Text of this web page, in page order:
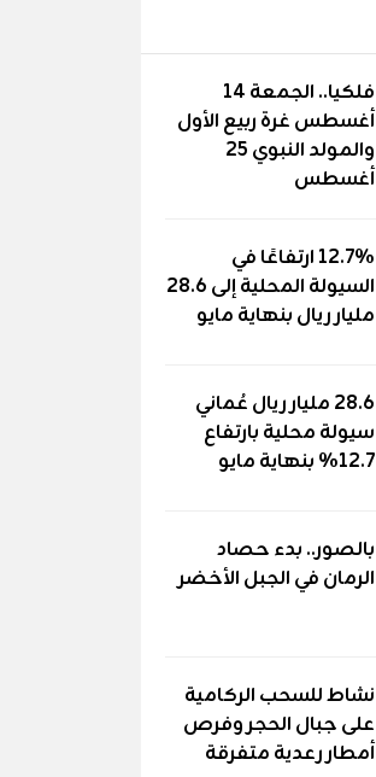
فلكيا.. الجمعة 14
أغسطس غرة ربيع الأول
والمولد النبوي 25
أغسطس
12.7% ارتفاعًا في
السيولة المحلية إلى 28.6
مليار ريال بنهاية مايو
28.6 مليار ريال عُماني
سيولة محلية بارتفاع
12.7% بنهاية مايو
بالصور.. بدء حصاد
الرمان في الجبل الأخضر
نشاط للسحب الركامية
على جبال الحجر وفرص
أمطار رعدية متفرقة